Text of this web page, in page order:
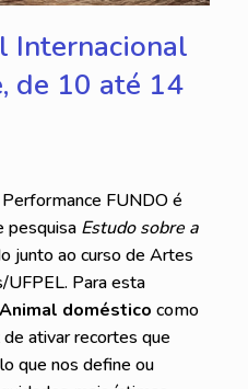
Internacional
de 10 até 14
FUNDO é
pesquisa Estudo sobre a
junto ao curso de Artes
UFPEL. Para esta
Animal doméstico como
ativar recortes que
que nos define ou